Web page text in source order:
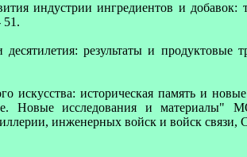
индустрии ингредиентов и
51.
результаты и
искусства: историческая память и
Новые исследования и
инженерных войск и войск